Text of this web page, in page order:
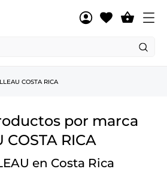

COSTA RICA
por marca
COSTA RICA
en Costa Rica